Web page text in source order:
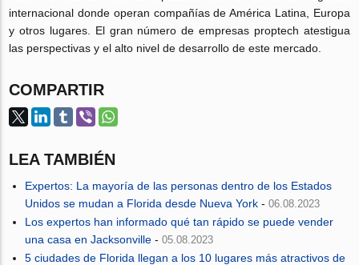
internacional donde operan compañías de América Latina, Europa
y otros lugares. El gran número de empresas proptech atestigua
las perspectivas y el alto nivel de desarrollo de este mercado.
COMPARTIR
LEA TAMBIÉN
Expertos: La mayoría de las personas dentro de los Estados
Unidos se mudan a Florida desde Nueva York -06.08.2023
Los expertos han informado qué tan rápido se puede vender
una casa en Jacksonville -05.08.2023
5 ciudades de Florida llegan a los 10 lugares más atractivos de